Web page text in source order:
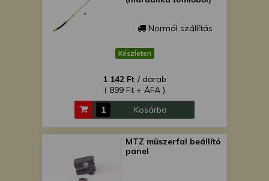
Normál szállítás
Készleten
1 142 Ft / darab
( 899 Ft + ÁFA )
Kosárba
MTZ műszerfal beállító
panel